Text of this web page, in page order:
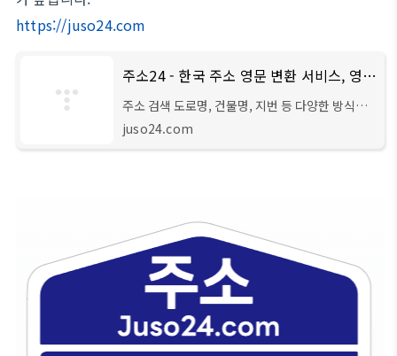
https://juso24.com
주소24 - 한국 주소 영문 변환 서비스, 영문주소변환기
주소 검색 도로명, 건물명, 지번 등 다양한 방식으
로 주소를 검색할 수 있습니다. 우편번호 검색 빠르
고 정확하게 우편번호를 검색하고 복사하여 바로
juso24.com